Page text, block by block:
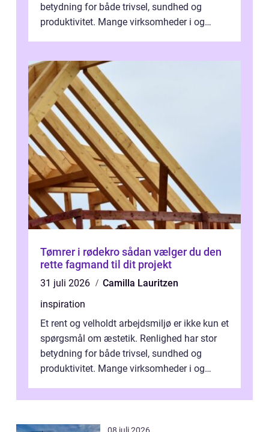
betydning for både trivsel, sundhed og
produktivitet. Mange virksomheder i og
Tømrer i rødekro sådan vælger du den
rette fagmand til dit projekt
31 juli 2026
Camilla Lauritzen
inspiration
Et rent og velholdt arbejdsmiljø er ikke kun et
spørgsmål om æstetik. Renlighed har stor
betydning for både trivsel, sundhed og
produktivitet. Mange virksomheder i og
08 juli 2026